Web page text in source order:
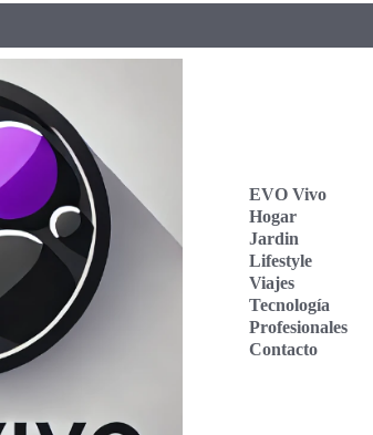
EVO Vivo
Hogar
Jardin
Lifestyle
Viajes
Tecnología
Profesionales
Contacto